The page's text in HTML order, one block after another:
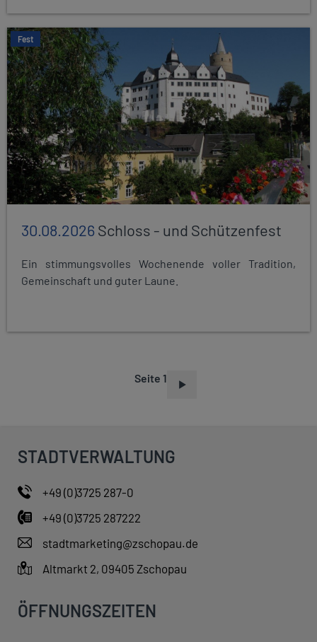
Fest
30.08.2026Schloss - und Schützenfest
Ein stimmungsvolles Wochenende voller Tradition,
Gemeinschaft und guter Laune.
Seite 1
STADTVERWALTUNG
+49 (0)3725 287-0
+49 (0)3725 287222
stadtmarketing@zschopau.de
Altmarkt 2, 09405 Zschopau
ÖFFNUNGSZEITEN